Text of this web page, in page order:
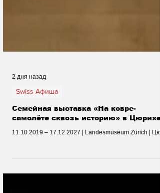
2 дня назад
Swiss Афиша
самолёте сквозь историю» в Цюрихе